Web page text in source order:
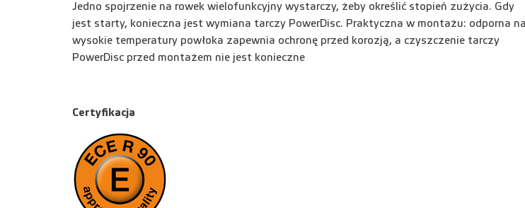
Jedno spojrzenie na rowek wielofunkcyjny wystarczy, żeby określić stopień zużycia. Gdy
jest starty, konieczna jest wymiana tarczy PowerDisc. Praktyczna w montażu: odporna na
wysokie temperatury powłoka zapewnia ochronę przed korozją, a czyszczenie tarczy
PowerDisc przed montażem nie jest konieczne
Certyfikacja